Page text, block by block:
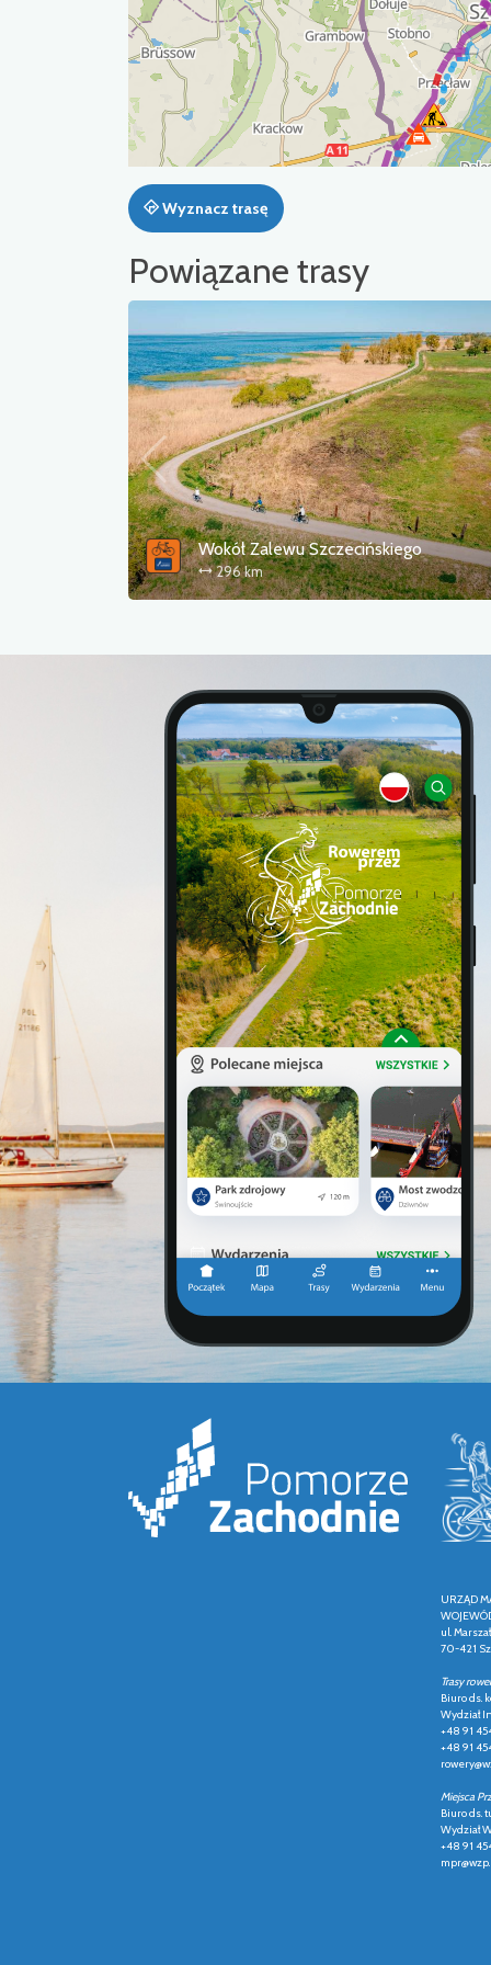
Wyznacz trasę
Powiązane trasy
Berlin - Szczecin -
800 km
URZĄD
ul.
70-421
Trasy
Biuro ds.
Wydział
+48 91
+48 91
Miejsca
Biuro ds.
Wydział
+48 91